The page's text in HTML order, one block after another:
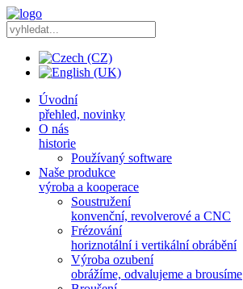
Úvodní
přehled, novinky
O nás
historie
Používaný software
Naše produkce
výroba a kooperace
Soustružení
konvenční, revolverové a CNC
Frézování
horiznotální i vertikální obrábění
Výroba ozubení
obrážíme, odvalujeme a brousíme